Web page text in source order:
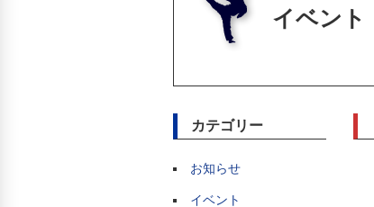
イベント
カテゴリー
お知らせ
イベント